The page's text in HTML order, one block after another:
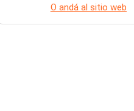
O andá al sitio web